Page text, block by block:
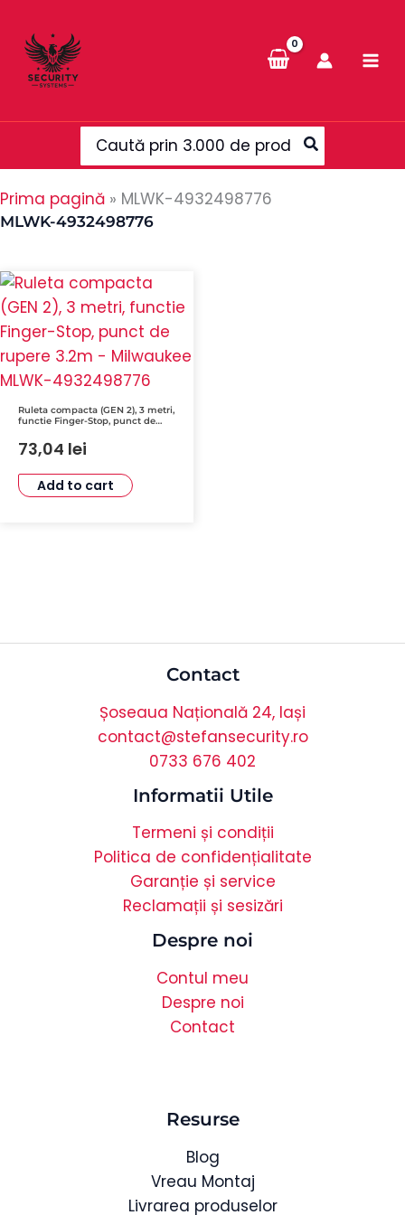
content
Search
for:
Prima pagină » MLWK-4932498776
MLWK-4932498776
Ruleta compacta (GEN 2), 3 metri,
functie Finger-Stop, punct de
4932498776
73,04 lei
Add to cart
Contact
Șoseaua Națională 24, Iași
contact@stefansecurity.ro
0733 676 402
Informatii Utile
Termeni și condiții
Politica de confidențialitate
Garanție și service
Reclamații și sesizări
Despre noi
Contul meu
Despre noi
Contact
Resurse
Blog
Vreau Montaj
Livrarea produselor